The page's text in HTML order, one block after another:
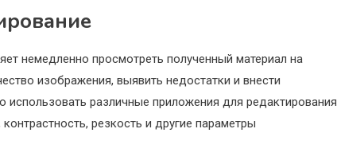
немедленно просмотреть полученный материал на
изображения, выявить недостатки и внести
различные приложения для редактирования
резкость и другие параметры